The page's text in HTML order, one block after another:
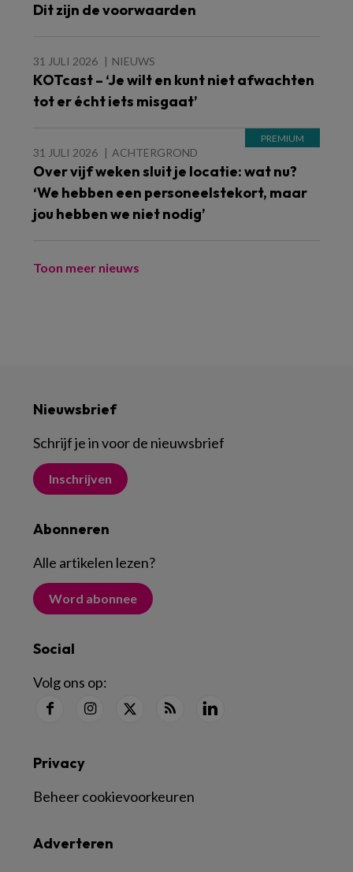
Dit zijn de voorwaarden
31 JULI 2026 NIEUWS
KOTcast – ‘Je wilt en kunt niet afwachten
tot er écht iets misgaat’
31 JULI 2026 ACHTERGROND
Over vijf weken sluit je locatie: wat nu?
‘We hebben een personeelstekort, maar
jou hebben we niet nodig’
Toon meer nieuws
Nieuwsbrief
Schrijf je in voor de nieuwsbrief
Inschrijven
Abonneren
Alle artikelen lezen?
Word abonnee
Social
Volg ons op:
Adverteren
Privacy
Beheer cookievoorkeuren